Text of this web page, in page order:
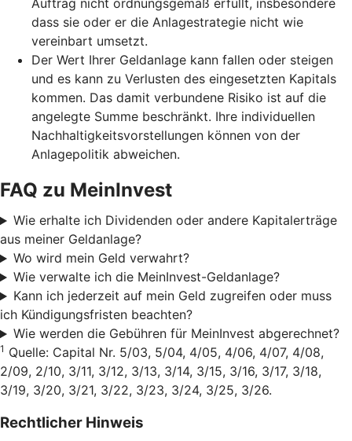
Auftrag nicht ordnungsgemäß erfüllt, insbesondere
dass sie oder er die Anlagestrategie nicht wie
vereinbart umsetzt.
Der Wert Ihrer Geldanlage kann fallen oder steigen
und es kann zu Verlusten des eingesetzten Kapitals
kommen. Das damit verbundene Risiko ist auf die
angelegte Summe beschränkt. Ihre individuellen
Nachhaltigkeitsvorstellungen können von der
Anlagepolitik abweichen.
FAQ zu MeinInvest
Wie erhalte ich Dividenden oder andere Kapitalerträge
aus meiner Geldanlage?
Wo wird mein Geld verwahrt?
Wie verwalte ich die MeinInvest-Geldanlage?
Kann ich jederzeit auf mein Geld zugreifen oder muss
ich Kündigungsfristen beachten?
Wie werden die Gebühren für MeinInvest abgerechnet?
1 Quelle: Capital Nr. 5/03, 5/04, 4/05, 4/06, 4/07, 4/08,
2/09, 2/10, 3/11, 3/12, 3/13, 3/14, 3/15, 3/16, 3/17, 3/18,
3/19, 3/20, 3/21, 3/22, 3/23, 3/24, 3/25, 3/26.
Rechtlicher Hinweis